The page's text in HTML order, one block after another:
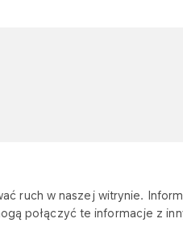
ruch w naszej witrynie.
połączyć te informacje z